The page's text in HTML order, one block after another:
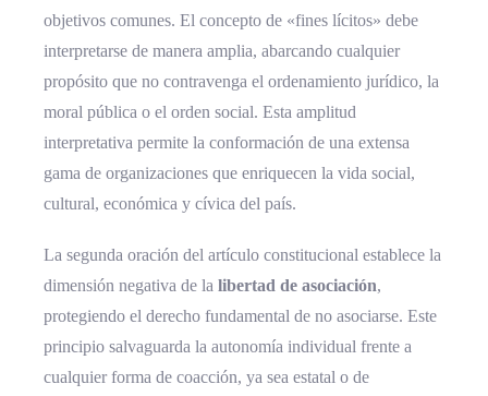
objetivos comunes. El concepto de «fines lícitos» debe
interpretarse de manera amplia, abarcando cualquier
propósito que no contravenga el ordenamiento jurídico, la
moral pública o el orden social. Esta amplitud
interpretativa permite la conformación de una extensa
gama de organizaciones que enriquecen la vida social,
cultural, económica y cívica del país.
La segunda oración del artículo constitucional establece la
dimensión negativa de la libertad de asociación,
protegiendo el derecho fundamental de no asociarse. Este
principio salvaguarda la autonomía individual frente a
cualquier forma de coacción, ya sea estatal o de